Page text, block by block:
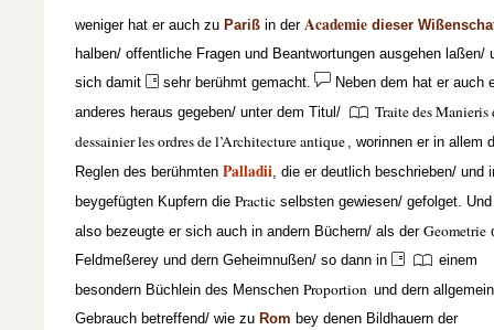
weniger hat er auch zu Pariß in der Academie dieser
halben/ offentliche Fragen und Beantwortungen ausgehen laßen/
sich damit
sehr berühmt gemacht.
Neben dem hat er auch
anderes heraus gegeben/ unter dem Titul/
Traite des Manieris
dessainier les ordres de l’Architecture antique
, worinnen er in allem
Reglen des berühmten Palladii , die er deutlich beschrieben/ und
beygefügten Kupfern die Practic selbsten gewiesen/ gefolget.
also bezeugte er sich auch in andern Büchern/ als der Geometrie
Feldmeßerey und dern Geheimnußen/ so dann in
einem
besondern Büchlein des Menschen Proportion und dern
Gebrauch betreffend/ wie zu Rom bey denen Bildhauern der